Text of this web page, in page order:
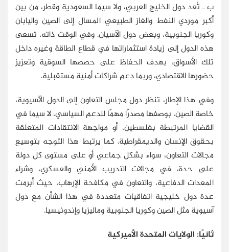
ب ـ تُعد دول الخليج العربي، ولا سيما السعودية وقطر، من بين
أكبر موردي النفط والغاز الطبيعي المسال إلى الصين واليابان
وكوريا الجنوبية، وبعض دول الآسيان. وفي الوقت ذاته، تسعى
هذه الدول إلى زيادة استثماراتها في قطاع الطاقة وغيره داخل
تلك الأسواق، بهدف الحفاظ على حصصها السوقية وتعزيز
حضورها الاقتصادي، وربما دعم شراكات أمنية مستقبلية.
وفي هذا الإطار، تنظر دول مجلس التعاون إلى الدول الآسيوية،
خاصة الصين، بوصفها مصدرًا مهمًا للدعم السياسي، لا سيما في
القضايا المرتبطة بفلسطين، أو مواجهة الانتقادات المتعلقة
بحقوق الإنسان والديمقراطية. كما يرتبط هذا التوجه بتوسيع
مجالات التعاون، سواء بشكل جماعي أو على مستوى كل دولة
على حدة، في مجالات التدريب الأمني والعسكري، وشراء
المعدات الدفاعية، والتعاون في مكافحة الإرهاب، حيث أبرمت
عدة دول خليجية اتفاقيات متعددة في هذا الشأن مع دول
آسيوية مثل الصين وكوريا الجنوبية وماليزيا وإندونيسيا.
ثانيًا: الولايات المتحدة الأميركية